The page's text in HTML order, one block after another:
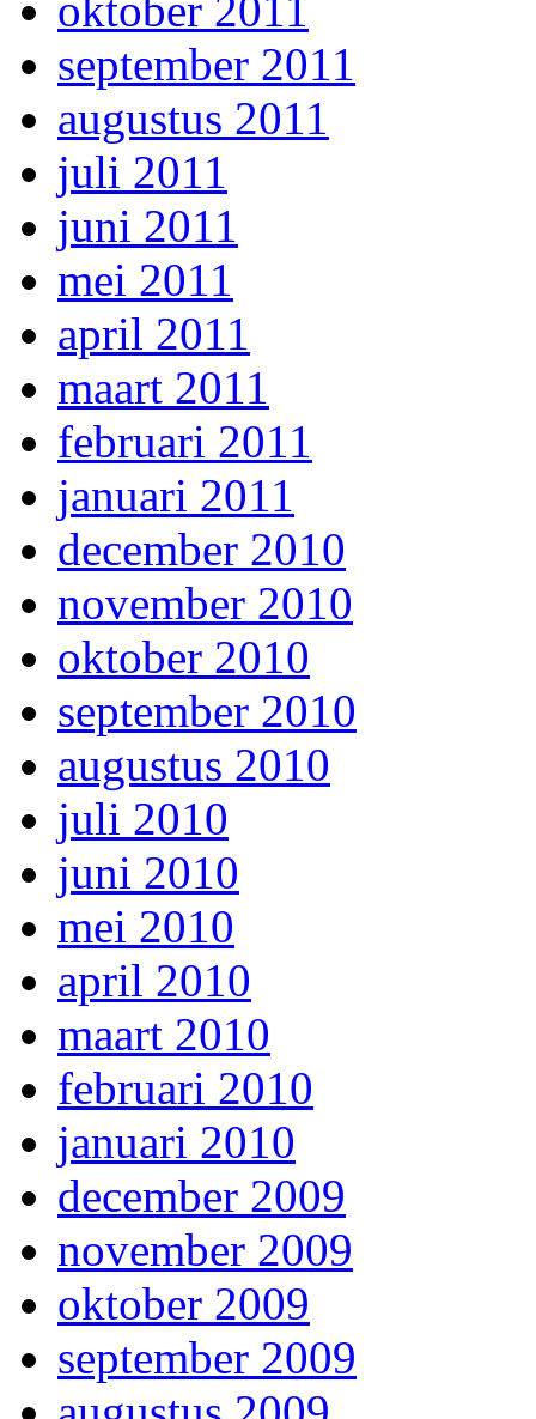
september 2011
augustus 2011
juli 2011
juni 2011
mei 2011
april 2011
maart 2011
februari 2011
januari 2011
december 2010
november 2010
oktober 2010
september 2010
augustus 2010
juli 2010
juni 2010
mei 2010
april 2010
maart 2010
februari 2010
januari 2010
december 2009
november 2009
oktober 2009
september 2009